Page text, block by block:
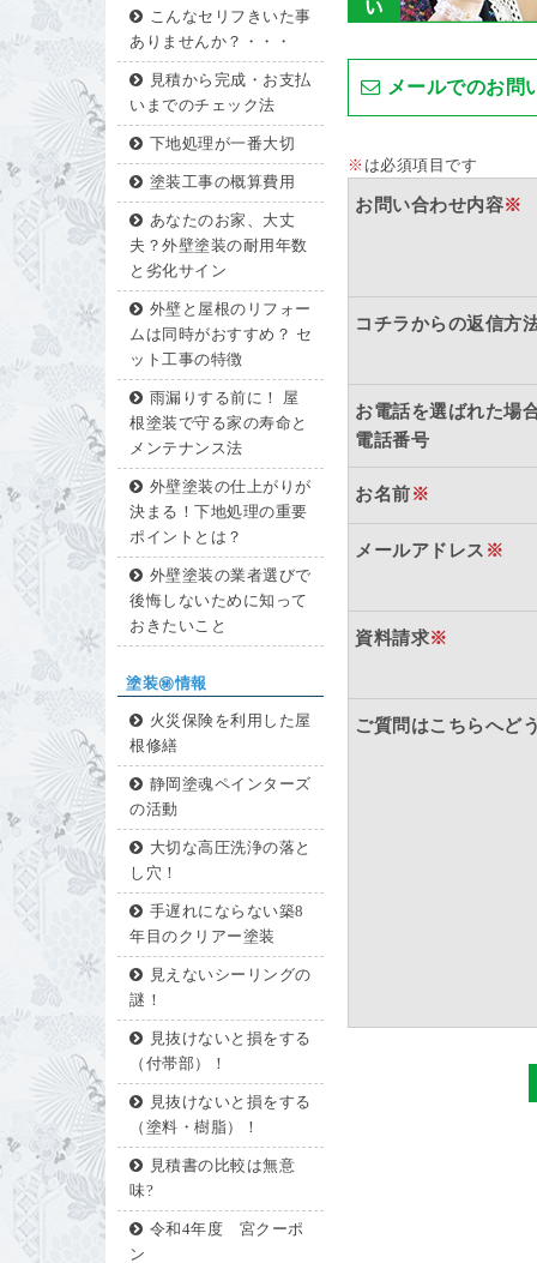
こんなセリフきいた事
ありませんか？・・・
見積から完成・お支払
いまでのチェック法
下地処理が一番大切
塗装工事の概算費用
あなたのお家、大丈
夫？外壁塗装の耐用年数
と劣化サイン
外壁と屋根のリフォー
ムは同時がおすすめ？ セ
ット工事の特徴
雨漏りする前に！ 屋
根塗装で守る家の寿命と
メンテナンス法
外壁塗装の仕上がりが
決まる！下地処理の重要
ポイントとは？
外壁塗装の業者選びで
後悔しないために知って
おきたいこと
塗装㊙情報
火災保険を利用した屋
根修繕
静岡塗魂ペインターズ
の活動
大切な高圧洗浄の落と
し穴！
手遅れにならない築8
年目のクリアー塗装
見えないシーリングの
謎！
見抜けないと損をする
（付帯部）！
見抜けないと損をする
（塗料・樹脂）！
見積書の比較は無意
味?
令和4年度 宮クーポ
ン
メールでのお問
※ は必須項目です
お問い合わせ内容※
コチラからの返信方
お電話を選ばれた場
電話番号
お名前※
メールアドレス ※
資料請求※
ご質問はこちらへど